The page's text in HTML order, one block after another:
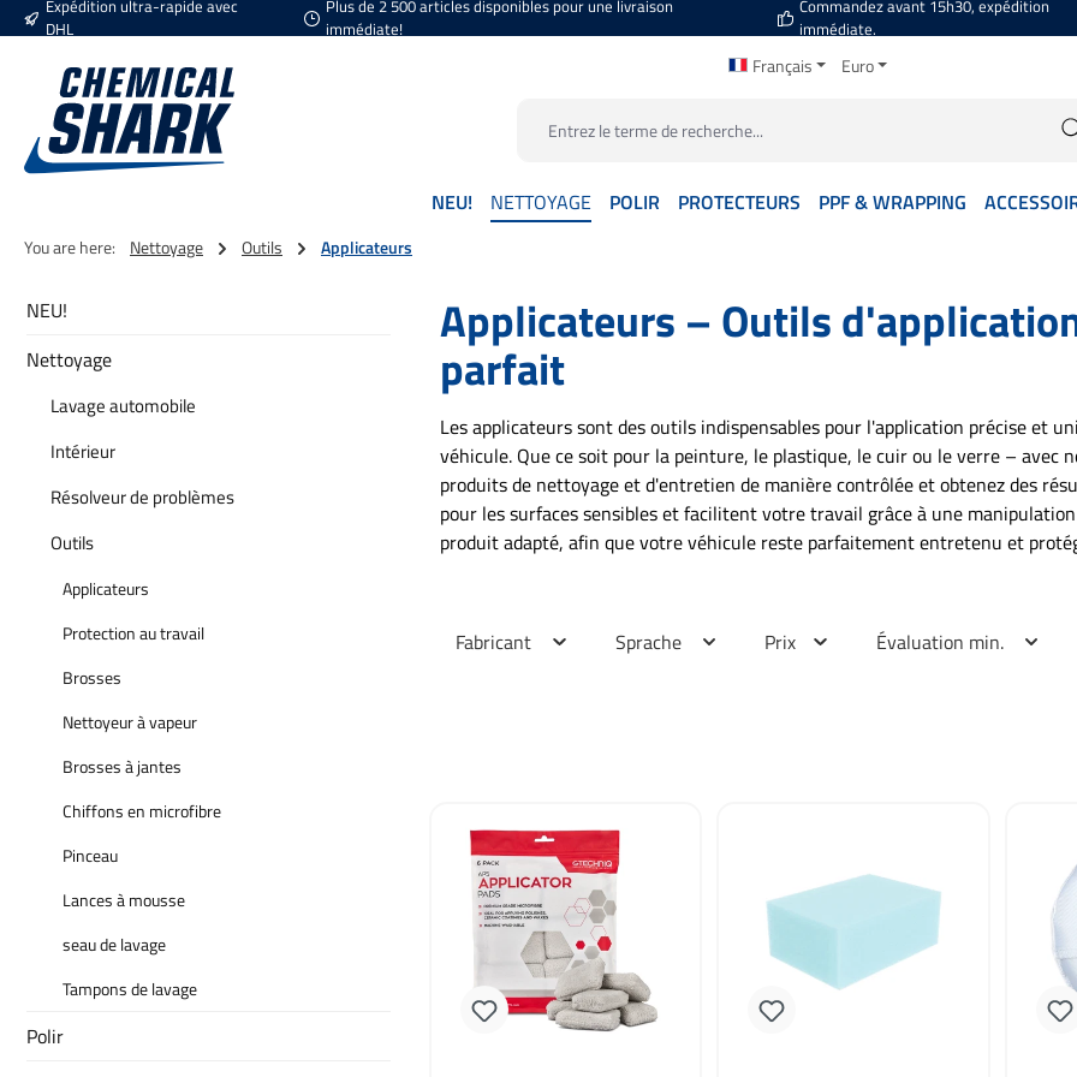
au contenu principal
Passer à la recherche
Passer à la navigation principale
Expédition ultra-rapide avec
DHL
Plus de 2 500 articles disponibles pour une livraison
immédiate!
Commandez avant 15h30, expédition
immédiate.
Français Euro
NEU! NETTOYAGE POLIR PROTECTEURS PPF & WRAPPING
You are here: Nettoyage Outils Applicateurs
NEU!
Nettoyage
Lavage automobile
Intérieur
Résolveur de problèmes
Outils
Applicateurs
Protection au travail
Brosses
Nettoyeur à vapeur
Brosses à jantes
Chiffons en microfibre
Pinceau
Lances à mousse
seau de lavage
Tampons de lavage
Polir
Applicateurs – Outils
parfait
Les applicateurs sont des outils indispensables pour l'application précise et
véhicule. Que ce soit pour la peinture, le plastique, le cuir ou le verre – avec
produits de nettoyage et d'entretien de manière contrôlée et obtenez des
pour les surfaces sensibles et facilitent votre travail grâce à une
produit adapté, afin que votre véhicule reste parfaitement entretenu et
Fabricant Sprache Prix Évaluation min.